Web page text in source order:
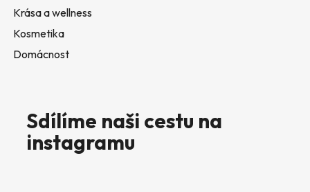
Krása a wellness
Kosmetika
Domácnost
Sdílíme naši cestu na
instagramu